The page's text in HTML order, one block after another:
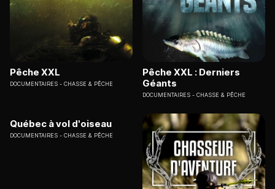
Pêche XXL
DOCUMENTAIRES CHASSE & PÊCHE
Pêche XXL : Derniers
Géants
DOCUMENTAIRES CHASSE & PÊCHE
Québec à vol d'oiseau
DOCUMENTAIRES CHASSE & PÊCHE